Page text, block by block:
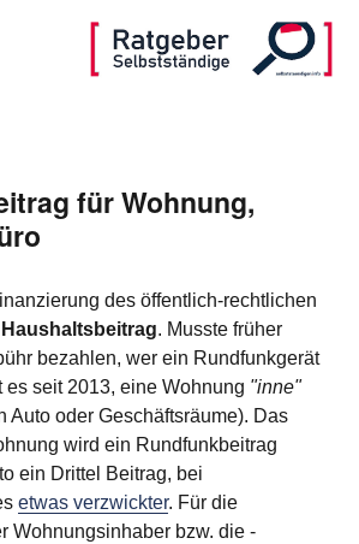
für Wohnung,
des öffentlich-rechtlichen
Haushaltsbeitrag. Musste früher
bezahlen, wer ein Rundfunkgerät
es seit 2013, eine Wohnung "inne"
Auto oder Geschäftsräume). Das
wird ein Rundfunkbeitrag
ein Drittel Beitrag, bei
etwas verzwickter. Für die
Wohnungsinhaber bzw. die -